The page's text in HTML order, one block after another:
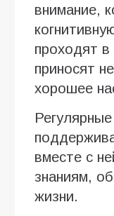
внимание,
проходят
приносят
хорошее
вместе с
знаниям,
жизни.